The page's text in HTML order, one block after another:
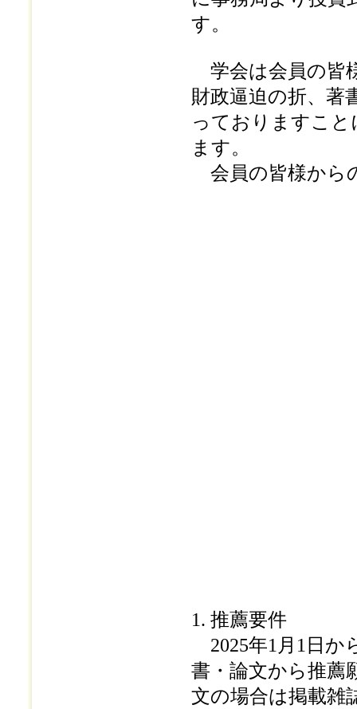
す。
学会は会員の皆
財政逼迫の折、著
っておりますこ
ます。
会員の皆様から
1. 推薦要件
2025年1月1日か
書・論文から推薦
文の場合は掲載雑